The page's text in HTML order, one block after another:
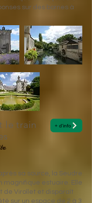
sur des bornes à
le train
+ d'info
sa source, la Seudre
magnifique estuaire. Elle
de Virollet et disparaît
sur un espace de 2 à 3